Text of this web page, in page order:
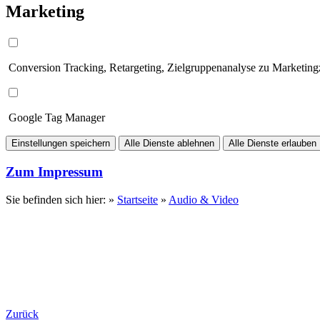
Marketing
Conversion Tracking, Retargeting, Zielgruppenanalyse zu
Google Tag Manager
Einstellungen speichern Alle Dienste ablehnen Alle Dienste erlauben
Zum Impressum
Sie befinden sich hier: » Startseite » Audio & Video
Zurück